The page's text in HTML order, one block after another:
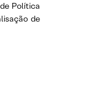
Política
de